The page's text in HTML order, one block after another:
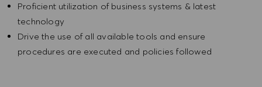
Proficient utilization of business systems & latest
technology
Drive the use of all available tools and ensure
procedures are executed and policies followed